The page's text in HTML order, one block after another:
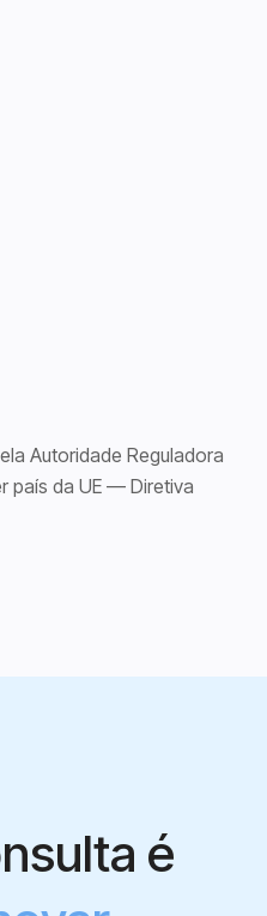
Autoridade Reguladora
país da UE — Diretiva
é